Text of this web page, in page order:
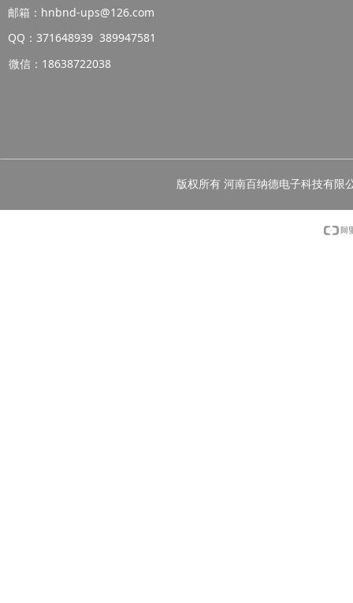
版权所有 河南百纳德电子科技有
QQ：371648939 389947581
邮箱：hnbnd-ups@126.com
微信：18638722038